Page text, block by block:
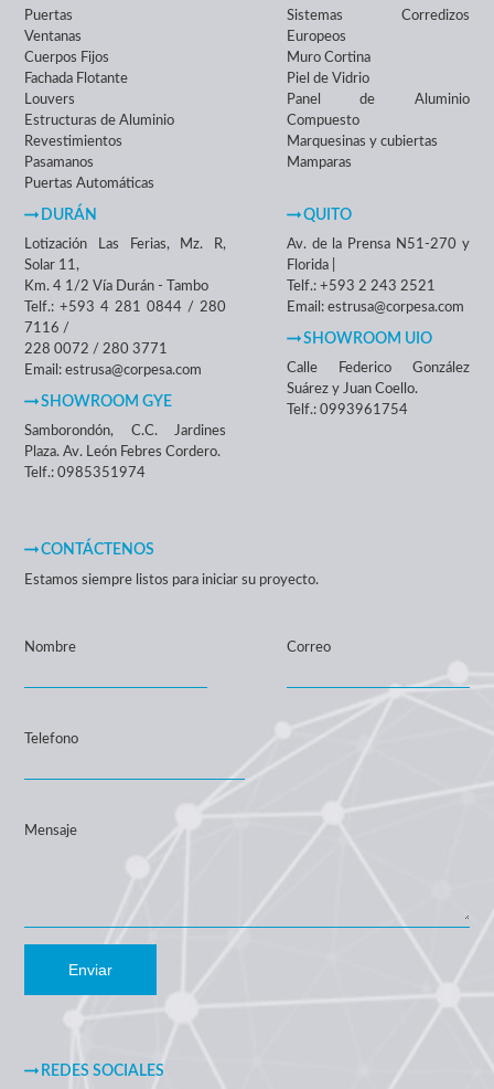
Sistemas Corredizos
Europeos
Muro Cortina
Piel de Vidrio
Panel de Aluminio
Compuesto
Marquesinas y cubiertas
Mamparas
Puertas
Ventanas
Cuerpos Fijos
Fachada Flotante
Louvers
Estructuras de Aluminio
Revestimientos
Pasamanos
Puertas Automáticas
QUITO
Av. de la Prensa N51-270 y
Florida |
Telf.: +593 2 243 2521
Email: estrusa@corpesa.com
SHOWROOM UIO
Calle Federico González
Suárez y Juan Coello.
Telf.: 0993961754
DURÁN
Lotización Las Ferias, Mz. R,
Solar 11,
Km. 4 1/2 Vía Durán - Tambo
Telf.: +593 4 281 0844 / 280
7116 /
228 0072 / 280 3771
Email: estrusa@corpesa.com
SHOWROOM GYE
Samborondón, C.C. Jardines
Plaza. Av. León Febres Cordero.
Telf.: 0985351974
CONTÁCTENOS
Estamos siempre listos para iniciar su proyecto.
Nombre Correo
Telefono
Mensaje
Enviar
REDES SOCIALES